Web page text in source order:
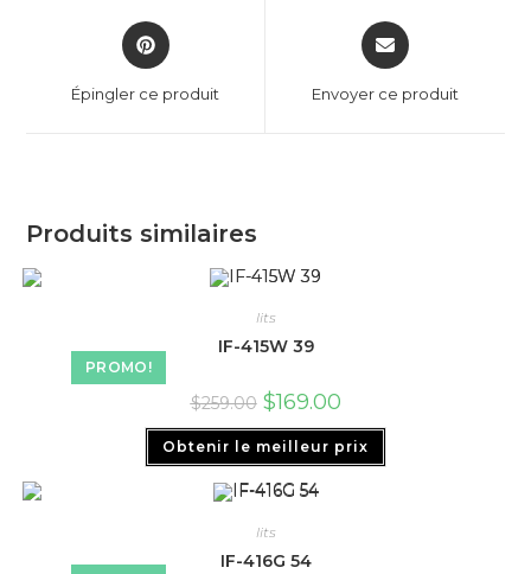
Épingler ce produit Envoyer ce produit
Produits similaires
PROMO!
lits
IF-415W 39
$259.00 $169.00
Obtenir le meilleur prix
lits
IF-416G 54